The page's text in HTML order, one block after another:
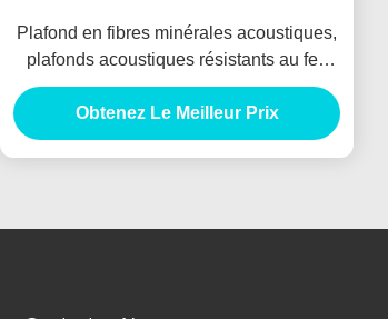
Plafond en fibres minérales acoustiques,
plafonds acoustiques résistants au feu
pour bureaux
Obtenez Le Meilleur Prix